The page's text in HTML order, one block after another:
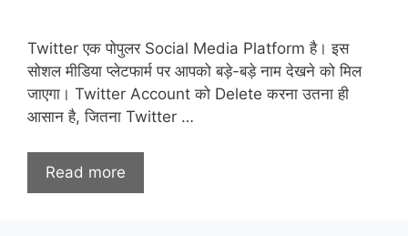
Twitter एक पोपुलर Social Media Platform है। इस
सोशल मीडिया प्लेटफार्म पर आपको बड़े-बड़े नाम देखने को मिल
जाएगा। Twitter Account को Delete करना उतना ही
आसान है, जितना Twitter …
Read more